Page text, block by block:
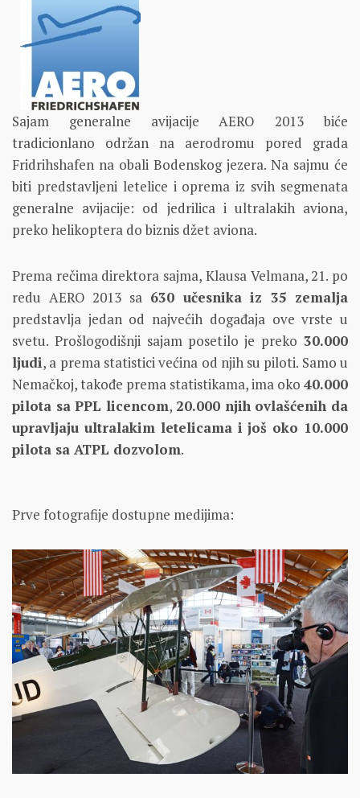
Sajam generalne avijacije AERO 2013 biće
tradicionlano održan na aerodromu pored grada
Fridrihshafen na obali Bodenskog jezera. Na sajmu će
biti predstavljeni letelice i oprema iz svih segmenata
generalne avijacije: od jedrilica i ultralakih aviona,
preko helikoptera do biznis džet aviona.
Prema rečima direktora sajma, Klausa Velmana, 21. po
redu AERO 2013 sa630 učesnika iz 35 zemalja
predstavlja jedan od najvećih događaja ove vrste u
svetu. Prošlogodišnji sajam posetilo je preko 30.000
ljudi, a prema statistici većina od njih su piloti. Samo u
Nemačkoj, takođe prema statistikama, ima oko 40.000
pilota sa PPL licencom, 20.000 njih ovlašćenih da
upravljaju ultralakim letelicama i još oko 10.000
pilota sa ATPL dozvolom.
Prve fotografije dostupne medijima: